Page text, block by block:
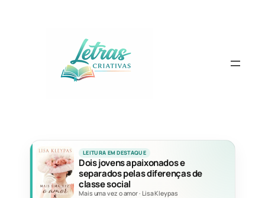
LEITURA EM DESTAQUE
Dois jovens apaixonados e
separados pelas diferenças de
classe social
Mais uma vez o amor· Lisa Kleypas